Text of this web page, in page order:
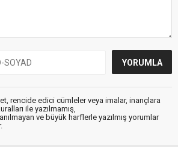
rencide edici cümleler veya imalar, inançlara
ile yazılmamış,
ve büyük harflerle yazılmış yorumlar